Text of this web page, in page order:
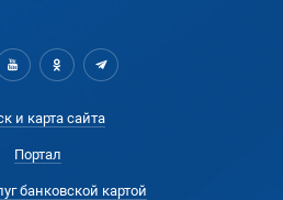
и карта сайта
Портал
банковской картой